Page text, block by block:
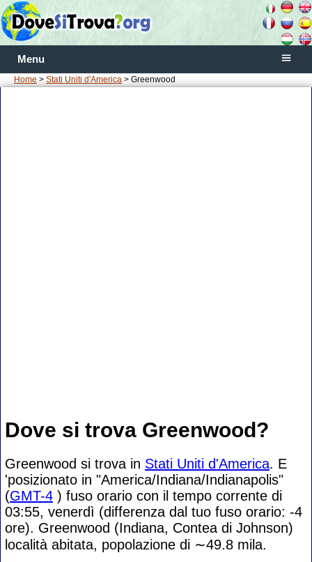
Menu
Home > Stati Uniti d'America > Greenwood
Dove si trova Greenwood?
Greenwood si trova in Stati Uniti d'America. E
'posizionato in "America/Indiana/Indianapolis"
(GMT-4 ) fuso orario con il tempo corrente di
03:55, venerdì (differenza dal tuo fuso orario: -4
ore). Greenwood (Indiana, Contea di Johnson)
località abitata, popolazione di ∼49.8 mila.